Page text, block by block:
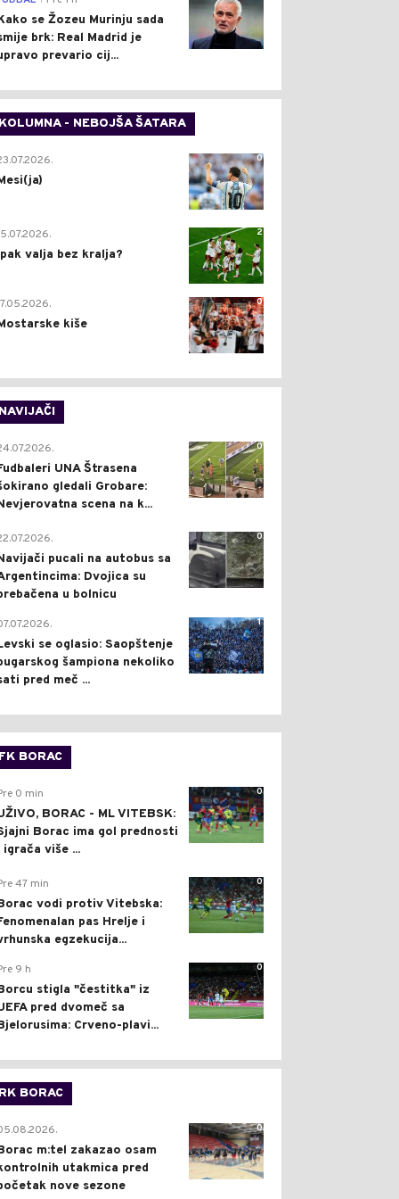
se Žozeu Murinju sada
brk: Real Madrid je
prevario cij...
KOLUMNA - NEBOJŠA ŠATARA
0
2
valja bez kralja?
0
kiše
NAVIJAČI
0
UNA Štrasena
gledali Grobare:
scena na k...
0
pucali na autobus sa
Dvojica su
u bolnicu
1
se oglasio: Saopštenje
šampiona nekoliko
pred meč ...
FK BORAC
0
0 min
BORAC - ML VITEBSK:
Borac ima gol prednosti
igrača više ...
0
47 min
vodi protiv Vitebska:
pas Hrelje i
egzekucija...
0
9 h
stigla "čestitka" iz
pred dvomeč sa
Crveno-plavi...
RK BORAC
0
m:tel zakazao osam
utakmica pred
nove sezone